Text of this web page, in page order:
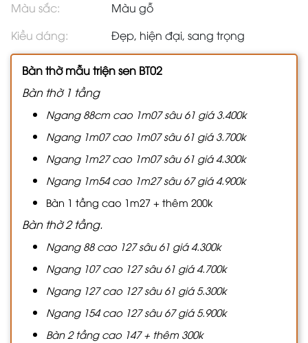
Màu sắc:
Màu gỗ
Kiều dáng:
Đẹp, hiện đại, sang trọng
Bàn thờ mẫu triện sen BT02
Bàn thờ 1 tầng
Ngang 88cm cao 1m07 sâu 61 giá 3.400k
Ngang 1m07 cao 1m07 sâu 61 giá 3.700k
Ngang 1m27 cao 1m07 sâu 61 giá 4.300k
Ngang 1m54 cao 1m27 sâu 67 giá 4.900k
Bàn 1 tầng cao 1m27 + thêm 200k
Bàn thờ 2 tầng.
Ngang 88 cao 127 sâu 61 giá 4.300k
Ngang 107 cao 127 sâu 61 giá 4.700k
Ngang 127 cao 127 sâu 61 giá 5.300k
Ngang 154 cao 127 sâu 67 giá 5.900k
Bàn 2 tầng cao 147 + thêm 300k